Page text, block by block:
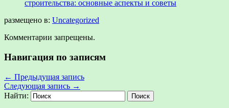
строительства: основные аспекты и советы
размещено в: Uncategorized
Комментарии запрещены.
Навигация по записям
← Предыдущая запись
Следующая запись →
Найти: